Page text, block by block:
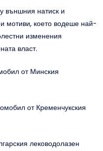
външния натиск и
и мотиви, което водеше най-
изменения
власт.
от Минския
от Кременчукския
леководолазен